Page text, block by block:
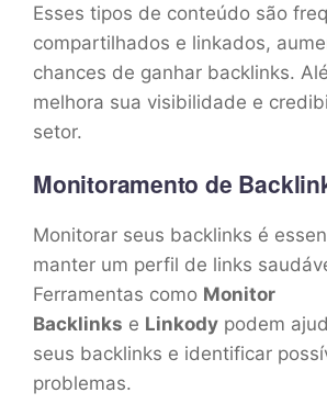
Esses tipos de conteúdo são
compartilhados e linkados,
chances de ganhar backlinks.
melhora sua visibilidade e
setor.
Monitoramento de
Monitorar seus backlinks é
manter um perfil de links
Ferramentas como Monitor
Backlinks e Linkody podem
seus backlinks e identificar
problemas.